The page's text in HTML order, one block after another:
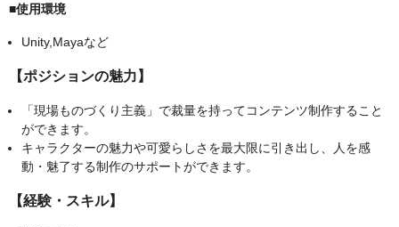
■使用環境
Unity,Mayaなど
【ポジションの魅力】
「現場ものづくり主義」で裁量を持ってコンテンツ制作すること
ができます。
キャラクターの魅力や可愛らしさを最大限に引き出し、人を感
動・魅了する制作のサポートができます。
【経験・スキル】